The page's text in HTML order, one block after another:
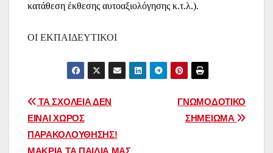
κατάθεση έκθεσης αυτοαξιολόγησης κ.τ.λ.).
ΟΙ ΕΚΠΑΙΔΕΥΤΙΚΟΙ
Πλοήγηση
άρθρων
ΓΝΩΜΟΔΟΤΙΚΟ
ΣΗΜΕΙΩΜΑ
ΤΑ ΣΧΟΛΕΙΑ ΔΕΝ
ΕΙΝΑΙ ΧΩΡΟΣ
ΠΑΡΑΚΟΛΟΥΘΗΣΗΣ!